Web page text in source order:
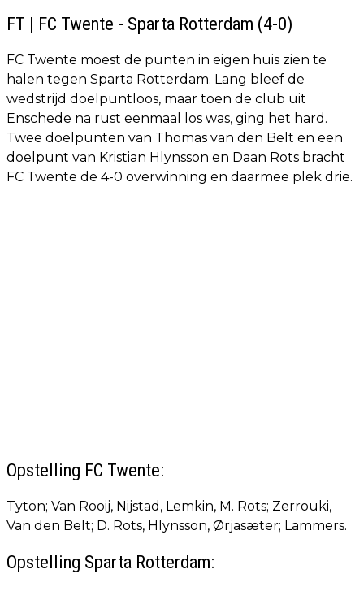
FT | FC Twente - Sparta Rotterdam (4-0)
FC Twente moest de punten in eigen huis zien te
halen tegen Sparta Rotterdam. Lang bleef de
wedstrijd doelpuntloos, maar toen de club uit
Enschede na rust eenmaal los was, ging het hard.
Twee doelpunten van Thomas van den Belt en een
doelpunt van Kristian Hlynsson en Daan Rots bracht
FC Twente de 4-0 overwinning en daarmee plek drie.
Opstelling FC Twente:
Tyton; Van Rooij, Nijstad, Lemkin, M. Rots; Zerrouki,
Van den Belt; D. Rots, Hlynsson, Ørjasæter; Lammers.
Opstelling Sparta Rotterdam: